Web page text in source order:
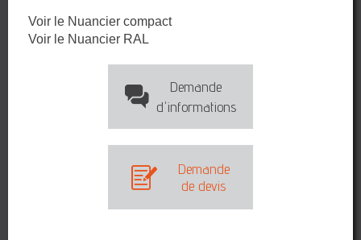
Voir le Nuancier compact
Voir le Nuancier RAL
Demande
d'informations
Demande
de devis